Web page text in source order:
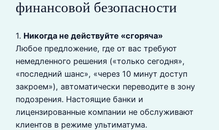
финансовой безопасности
1. Никогда не действуйте «сгоряча»
Любое предложение, где от вас требуют
немедленного решения («только сегодня»,
«последний шанс», «через 10 минут доступ
закроем»), автоматически переводите в зону
подозрения. Настоящие банки и
лицензированные компании не обслуживают
клиентов в режиме ультиматума.